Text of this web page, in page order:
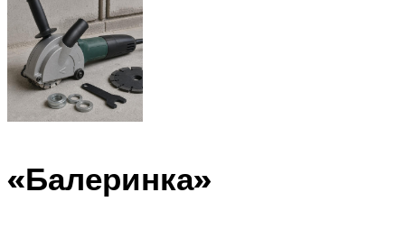
«Балеринка»